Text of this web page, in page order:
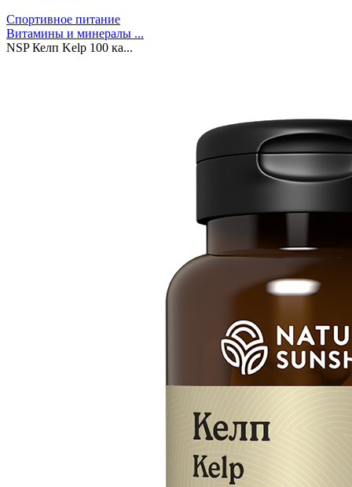
Спортивное питание
Витамины и минералы ...
NSP Келп Kelp 100 ка...